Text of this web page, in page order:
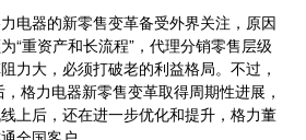
电器的新零售变革备受外界关注，原因
“重资产和长流程”，代理分销零售层级
力大，必须打破老的利益格局。不过，
格力电器新零售变革取得周期性进展，
上后，还在进一步优化和提升，格力董